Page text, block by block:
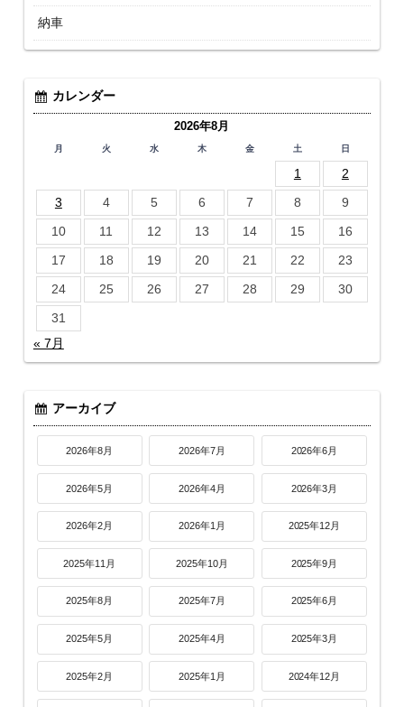
納車
カレンダー
2026年8月
月 火 水 木 金 土 日
1
2
3
4 5 6 7 8
9
10
11 12 13 14 15
16
17
18 19 20 21 22
23
24
25 26 27 28 29
30
31
« 7月
アーカイブ
2026年8月 2026年7月 2026年6月
2026年5月 2026年4月 2026年3月
2026年2月 2026年1月 2025年12月
2025年11月 2025年10月 2025年9月
2025年8月 2025年7月 2025年6月
2025年5月 2025年4月 2025年3月
2025年2月 2025年1月 2024年12月